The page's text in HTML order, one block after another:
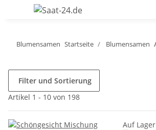
Blumensamen Startseite Blumensamen
Filter und Sortierung
Artikel 1 - 10 von 198
Auf Lager